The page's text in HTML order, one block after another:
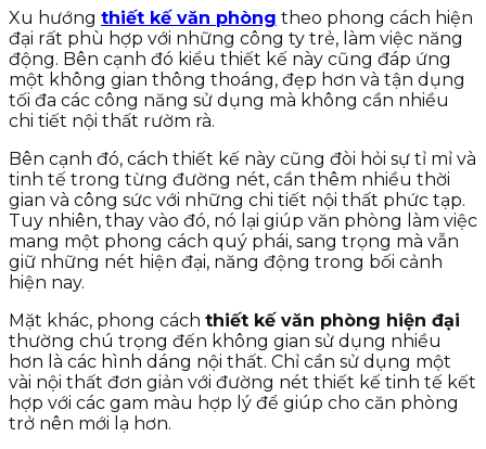
Xu hướng thiết kế văn phòng theo phong cách hiện
đại rất phù hợp với những công ty trẻ, làm việc năng
động. Bên cạnh đó kiểu thiết kế này cũng đáp ứng
một không gian thông thoáng, đẹp hơn và tận dụng
tối đa các công năng sử dụng mà không cần nhiều
chi tiết nội thất rườm rà.
Bên cạnh đó, cách thiết kế này cũng đòi hỏi sự tỉ mỉ và
tinh tế trong từng đường nét, cần thêm nhiều thời
gian và công sức với những chi tiết nội thất phức tạp.
Tuy nhiên, thay vào đó, nó lại giúp văn phòng làm việc
mang một phong cách quý phái, sang trọng mà vẫn
giữ những nét hiện đại, năng động trong bối cảnh
hiện nay.
Mặt khác, phong cách thiết kế văn phòng hiện đại
thường chú trọng đến không gian sử dụng nhiều
hơn là các hình dáng nội thất. Chỉ cần sử dụng một
vài nội thất đơn giản với đường nét thiết kế tinh tế kết
hợp với các gam màu hợp lý để giúp cho căn phòng
trở nên mới lạ hơn.